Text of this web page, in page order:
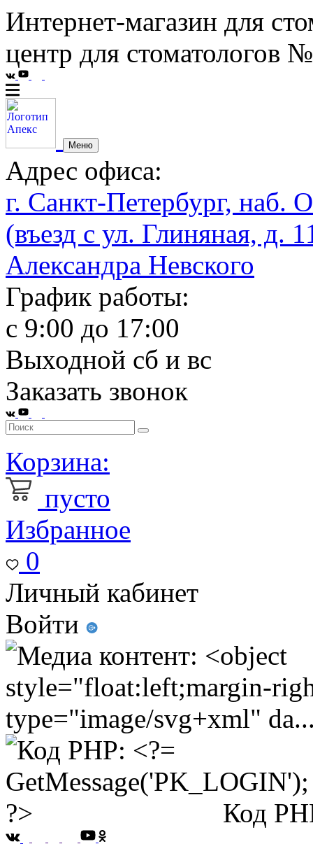
Интернет-магазин для
центр для стоматологов
Меню
Адрес офиса:
г. Санкт-Петербург, наб.
(въезд с ул. Глиняная, д.
Александра Невского
График работы:
с 9:00 до 17:00
Выходной сб и вс
Заказать звонок
Корзина:
пусто
Избранное
0
Личный кабинет
Войти
Код